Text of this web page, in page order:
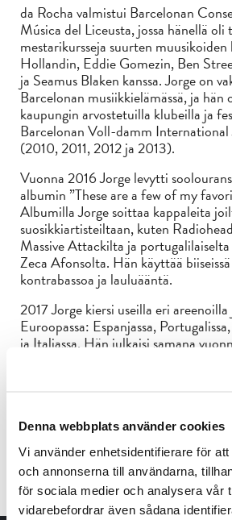
Denna webbplats använder cookies
Vi använder enhetsidentifierare för
och annonserna till användarna,
för sociala medier och analysera vår
vidarebefordrar även sådana
da Rocha valmistui Barcelonan
Música del Liceusta, jossa hänellä oli
mestarikursseja suurten
Hollandin, Eddie Gomezin, Ben
ja Seamus Blaken kanssa. Jorge on
Barcelonan musiikkielämässä, ja hän
kaupungin arvostetuilla klubeilla ja
Barcelonan Voll-damm International
(2010, 2011, 2012 ja 2013).
Vuonna 2016 Jorge levytti
albumin ”These are a few of my
Albumilla Jorge soittaa kappaleita
suosikkiartisteiltaan, kuten
Massive Attackilta ja
Zeca Afonsolta. Hän käyttää
kontrabassoa ja lauluääntä.
2017 Jorge kiersi useilla eri
Euroopassa: Espanjassa,
ja Italiassa. Hän julkaisi samana
albuminsa ”To Drop and Let Go”,
omista sävellyksistään, joissa hän
Vuonna 2020 Jorge julkaisi
”BLAU – Being Lost As Usual” –
erityisesti musiikin tuotantopuolta ja
sekoittaen akustisia ja elektronisia
ensiesitettiin Mercat de Música Viva
festivaaleilla Barcelonassa.